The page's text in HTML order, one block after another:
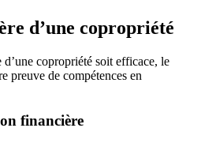
d’une copropriété
copropriété soit efficace, le
preuve de compétences en
financière